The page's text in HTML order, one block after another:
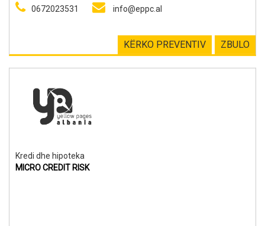
0672023531
info@eppc.al
ZBULO
KËRKO PREVENTIV
Kredi dhe hipoteka
MICRO CREDIT RISK